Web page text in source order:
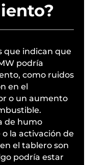
que indican que
podría
como ruidos
en el
o un aumento
de humo
o la activación de
el tablero son
podría estar